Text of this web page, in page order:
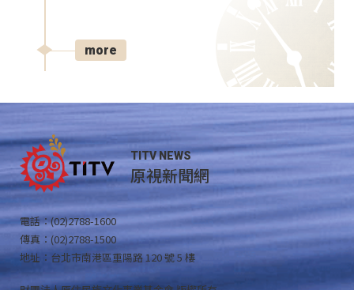
more
TITV NEWS
原視新聞網
電話：(02)2788-1600
傳真：(02)2788-1500
地址：台北市南港區重陽路 120 號 5 樓